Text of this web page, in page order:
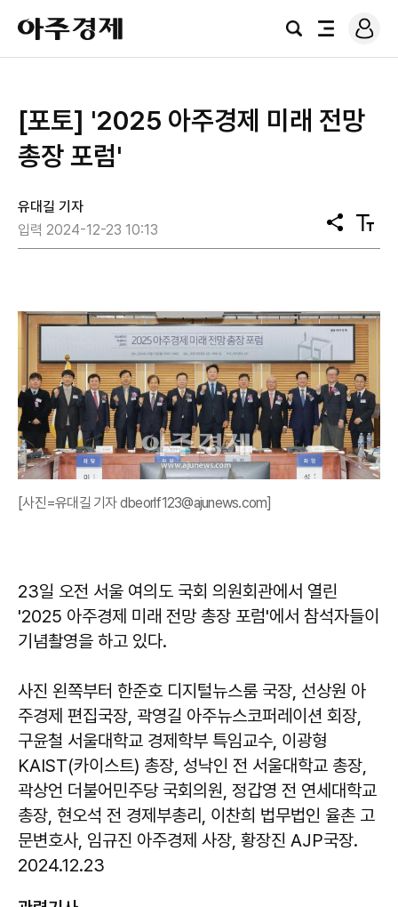
아
주
경
검
전
로
그
[포토] '2025 아주경제 미래 전망
총장 포럼'
유대길 기자
입력 2024-12-23 10:13
공
유
텍
스
[사진=유대길 기자 dbeorlf123@ajunews.com]
23일 오전 서울 여의도 국회 의원회관에서 열린
'2025 아주경제 미래 전망 총장 포럼'에서 참석자들이
기념촬영을 하고 있다.
사진 왼쪽부터 한준호 디지털뉴스룸 국장, 선상원 아
주경제 편집국장, 곽영길 아주뉴스코퍼레이션 회장,
구윤철 서울대학교 경제학부 특임교수, 이광형
KAIST(카이스트) 총장, 성낙인 전 서울대학교 총장,
곽상언 더불어민주당 국회의원, 정갑영 전 연세대학교
총장, 현오석 전 경제부총리, 이찬희 법무법인 율촌 고
문변호사, 임규진 아주경제 사장, 황장진 AJP국장.
2024.12.23